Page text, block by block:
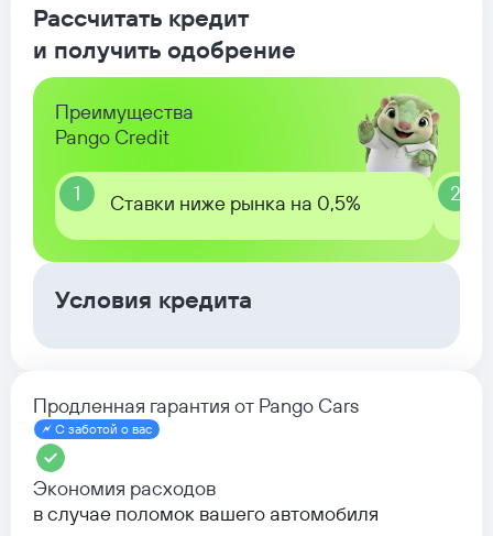
Рассчитать кредит
и получить одобрение
Преимущества
Pango Credit
1 Ставки ниже рынка на 0,5% 2
Условия кредита
Продленная гарантия от Pango Cars
С заботой о вас
Экономия расходов
в случае поломок вашего автомобиля